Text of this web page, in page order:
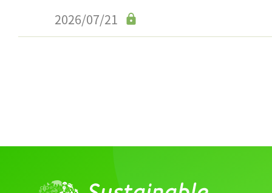
2026/07/21